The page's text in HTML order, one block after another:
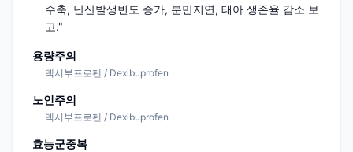
수축, 난산발생빈도 증가, 분만지연, 태아 생존율 감소 보
고."
용량주의
덱시부프로펜 / Dexibuprofen
노인주의
덱시부프로펜 / Dexibuprofen
효능군중복